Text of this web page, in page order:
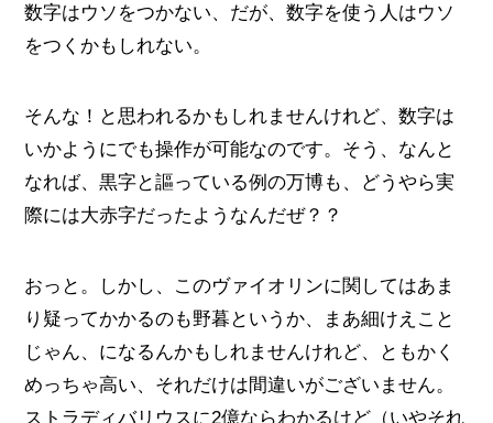
数字はウソをつかない、だが、数字を使う人はウソ
をつくかもしれない。
そんな！と思われるかもしれませんけれど、数字は
いかようにでも操作が可能なのです。そう、なんと
なれば、黒字と謳っている例の万博も、どうやら実
際には大赤字だったようなんだぜ？？
おっと。しかし、このヴァイオリンに関してはあま
り疑ってかかるのも野暮というか、まあ細けえこと
じゃん、になるんかもしれませんけれど、ともかく
めっちゃ高い、それだけは間違いがございません。
ストラディバリウスに2億ならわかるけど（いやそれ